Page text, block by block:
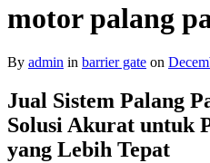
motor palang
By admin in barrier gate on
Jual Sistem Palang
Solusi Akurat untuk
yang Lebih Tepat